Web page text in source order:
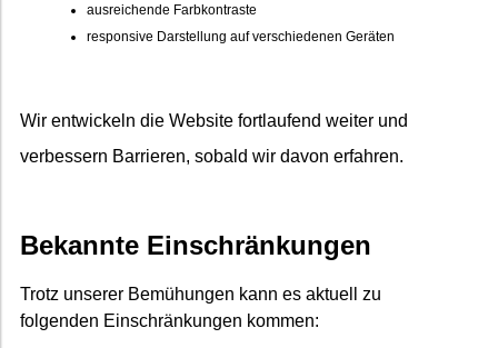
ausreichende Farbkontraste
responsive Darstellung auf verschiedenen Geräten
Wir entwickeln die Website fortlaufend weiter und
verbessern Barrieren, sobald wir davon erfahren.
Bekannte Einschränkungen
Trotz unserer Bemühungen kann es aktuell zu
folgenden Einschränkungen kommen: